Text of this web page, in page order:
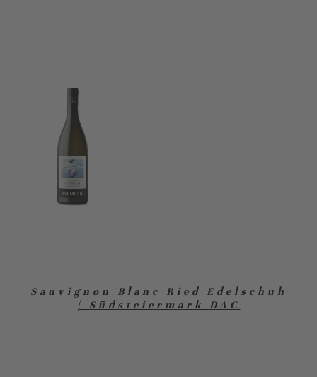
Sauvignon Blanc Ried Edelschuh
| Südsteiermark DAC